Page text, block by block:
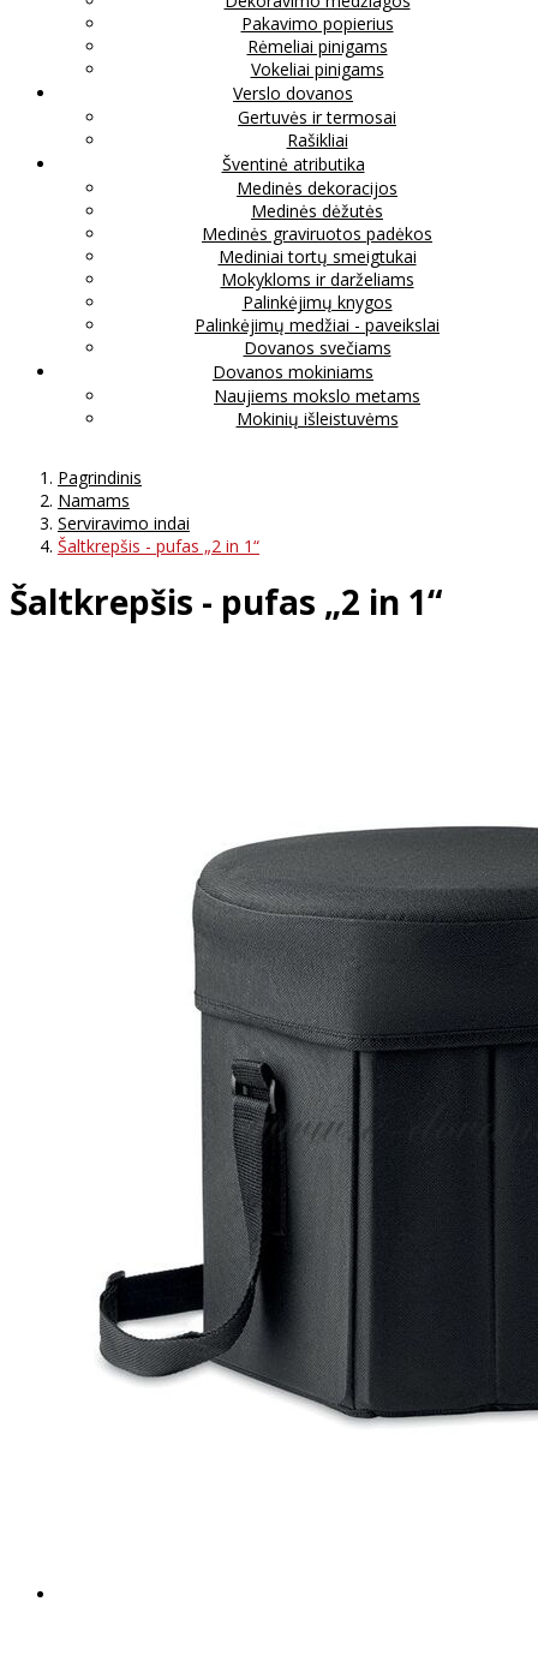
Pakavimo popierius
Rėmeliai pinigams
Vokeliai pinigams
Verslo dovanos
Gertuvės ir termosai
Rašikliai
Šventinė atributika
Medinės dekoracijos
Medinės dėžutės
Medinės graviruotos padėkos
Mediniai tortų smeigtukai
Mokykloms ir darželiams
Palinkėjimų knygos
Palinkėjimų medžiai - paveikslai
Dovanos svečiams
Dovanos mokiniams
Naujiems mokslo metams
Mokinių išleistuvėms
Pagrindinis
Namams
Serviravimo indai
Šaltkrepšis - pufas „2 in 1“
Šaltkrepšis - pufas „2 in 1“